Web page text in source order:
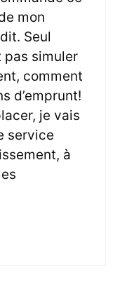
mon
Seul
pas simuler
comment
d’emprunt!
je vais
service
à